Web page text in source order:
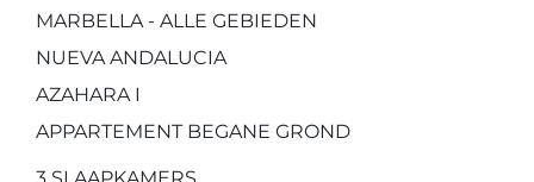
MARBELLA - ALLE GEBIEDEN
NUEVA ANDALUCIA
AZAHARA I
APPARTEMENT BEGANE GROND